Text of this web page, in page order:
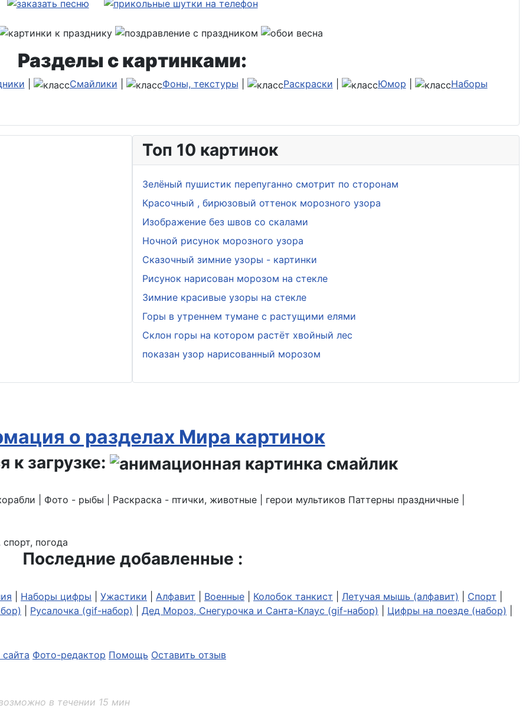
Разделы с картинками:
Смайлики Фоны, текстуры Раскраски Юмор Наборы
Топ 10 картинок
Зелёный пушистик перепуганно смотрит по сторонам
Красочный , бирюзовый оттенок морозного узора
Изображение без швов со скалами
Ночной рисунок морозного узора
Сказочный зимние узоры - картинки
Рисунок нарисован морозом на стекле
Зимние красивые узоры на стекле
Горы в утреннем тумане с растущими елями
Склон горы на котором растёт хвойный лес
показан узор нарисованный морозом
о разделах Мира картинок
к загрузке:
| Фото - рыбы | Раскраска - птички, животные | герои мультиков Паттерны праздничные |
погода
Последние добавленные :
Наборы цифры Ужастики Алфавит Военные Колобок танкист Летучая мышь (алфавит) Спорт
Русалочка (gif-набор) Дед Мороз, Снегурочка и Санта-Клаус (gif-набор) Цифры на поезде (набор)
сайта Фото-редактор Помощь Оставить отзыв
в течении 15 мин